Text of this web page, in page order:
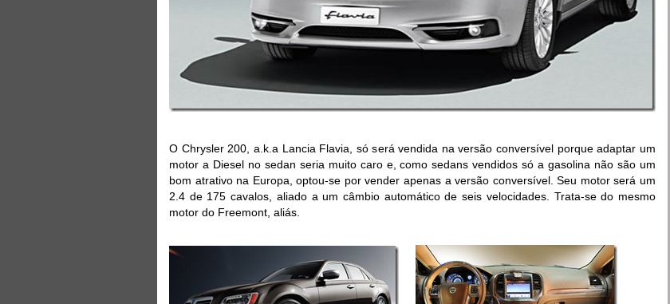
O Chrysler 200, a.k.a Lancia Flavia, só será vendida na versão conversível porque adaptar um
motor a Diesel no sedan seria muito caro e, como sedans vendidos só a gasolina não são um
bom atrativo na Europa, optou-se por vender apenas a versão conversível. Seu motor será um
2.4 de 175 cavalos, aliado a um câmbio automático de seis velocidades. Trata-se do mesmo
motor do Freemont, aliás.